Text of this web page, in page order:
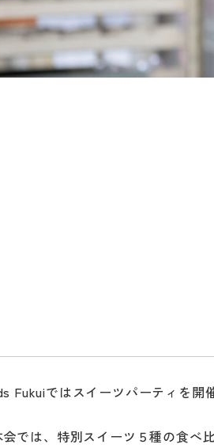
ではスイーツパーティを開
では、特別スイーツ５種の食べ